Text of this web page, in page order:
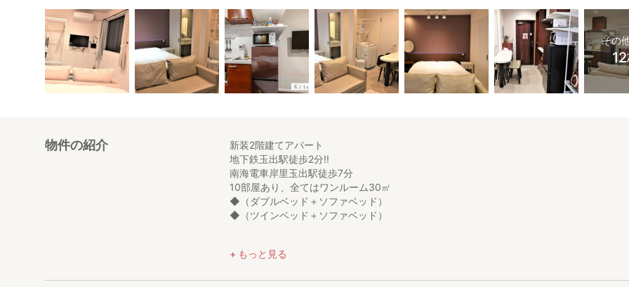
その
物件の紹介
新装2階建てアパート
地下鉄玉出駅徒歩2分!!
南海電車岸里玉出駅徒歩7分
10部屋あり、全てはワンルーム30㎡
◆（ダブルベッド＋ソファベッド）
◆（ツインベッド＋ソファベッド）
ムなので快適に
もっと見る